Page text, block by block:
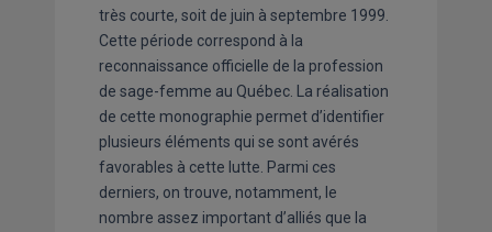
très courte, soit de juin à septembre 1999.
Cette période correspond à la
reconnaissance officielle de la profession
de sage-femme au Québec. La réalisation
de cette monographie permet d’identifier
plusieurs éléments qui se sont avérés
favorables à cette lutte. Parmi ces
derniers, on trouve, notamment, le
nombre assez important d’alliés que la